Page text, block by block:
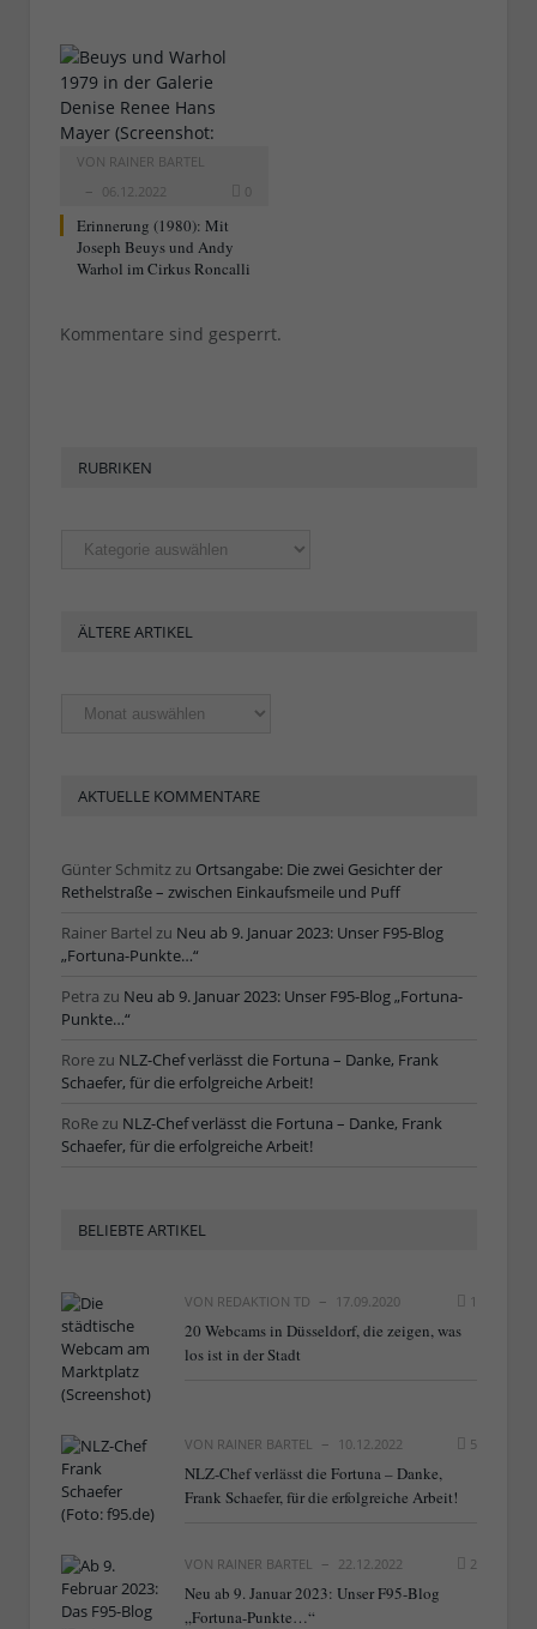
VON RAINER BARTEL
06.12.2022
0
Erinnerung (1980): Mit
Joseph Beuys und Andy
Warhol im Cirkus Roncalli
Kommentare sind gesperrt.
RUBRIKEN
Rubriken
ÄLTERE ARTIKEL
Ältere
Artikel
AKTUELLE KOMMENTARE
Günter Schmitzzu Ortsangabe: Die zwei Gesichter der
Rethelstraße – zwischen Einkaufsmeile und Puff
Rainer Bartel zu Neu ab 9. Januar 2023: Unser F95-Blog
„Fortuna-Punkte…“
Petra zu Neu ab 9. Januar 2023: Unser F95-Blog „Fortuna-
Punkte…“
Rorezu NLZ-Chef verlässt die Fortuna – Danke, Frank
Schaefer, für die erfolgreiche Arbeit!
RoRezu NLZ-Chef verlässt die Fortuna – Danke, Frank
Schaefer, für die erfolgreiche Arbeit!
BELIEBTE ARTIKEL
VON REDAKTION TD 17.09.2020 1
20 Webcams in Düsseldorf, die zeigen, was
los ist in der Stadt
VON RAINER BARTEL 10.12.2022 5
NLZ-Chef verlässt die Fortuna – Danke,
Frank Schaefer, für die erfolgreiche Arbeit!
VON RAINER BARTEL 22.12.2022 2
Neu ab 9. Januar 2023: Unser F95-Blog
„Fortuna-Punkte…“